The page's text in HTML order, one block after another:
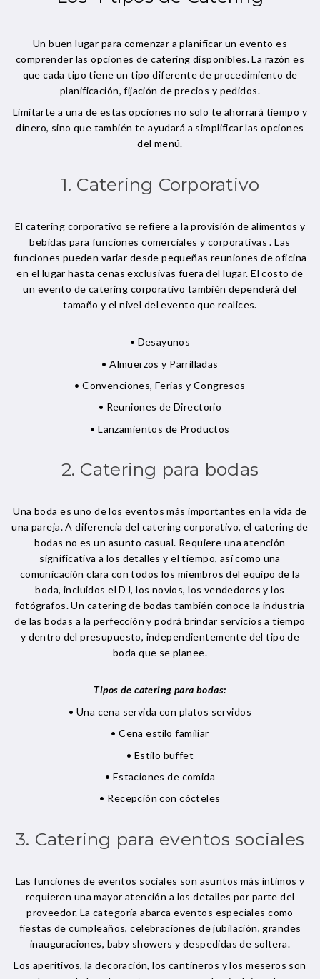
Un buen lugar para comenzar a planificar un evento es
comprender las opciones de catering disponibles. La razón es
que cada tipo tiene un tipo diferente de procedimiento de
planificación, fijación de precios y pedidos.
Limitarte a una de estas opciones no solo te ahorrará tiempo y
dinero, sino que también te ayudará a simplificar las opciones
del menú.
1. Catering Corporativo
El catering corporativo se refiere a la provisión de alimentos y
bebidas para funciones comerciales y corporativas . Las
funciones pueden variar desde pequeñas reuniones de oficina
en el lugar hasta cenas exclusivas fuera del lugar. El costo de
un evento de catering corporativo también dependerá del
tamaño y el nivel del evento que realices.
• Desayunos
• Almuerzos y Parrilladas
• Convenciones, Ferias y Congresos
• Reuniones de Directorio
• Lanzamientos de Productos
2. Catering para bodas
Una boda es uno de los eventos más importantes en la vida de
una pareja. A diferencia del catering corporativo, el catering de
bodas no es un asunto casual. Requiere una atención
significativa a los detalles y el tiempo, así como una
comunicación clara con todos los miembros del equipo de la
boda, incluidos el DJ, los novios, los vendedores y los
fotógrafos. Un catering de bodas también conoce la industria
de las bodas a la perfección y podrá brindar servicios a tiempo
y dentro del presupuesto, independientemente del tipo de
boda que se planee.
Tipos de catering para bodas:
• Una cena servida con platos servidos
• Cena estilo familiar
• Estilo buffet
• Estaciones de comida
• Recepción con cócteles
3. Catering para eventos sociales
Las funciones de eventos sociales son asuntos más íntimos y
requieren una mayor atención a los detalles por parte del
proveedor. La categoría abarca eventos especiales como
fiestas de cumpleaños, celebraciones de jubilación, grandes
inauguraciones, baby showers y despedidas de soltera.
Los aperitivos, la decoración, los cantineros y los meseros son